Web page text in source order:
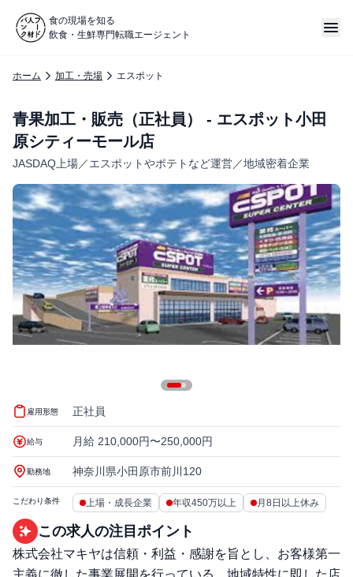
食の現場を知る
飲食・生鮮専門転職エージェント
ホーム 加工・売場 エスポット
青果加工・販売（正社員） - エスポット小田
原シティーモール店
JASDAQ上場／エスポットやポテトなど運営／地域密着企業
雇用形態 正社員
給与 月給 210,000円〜250,000円
勤務地 神奈川県小田原市前川120
こだわり条件 上場・成長企業 年収450万以上 月8日以上休み
この求人の注目ポイント
株式会社マキヤは信頼・利益・感謝を旨とし、お客様第一
主義に徹した事業展開を行っている。地域特性に即した店